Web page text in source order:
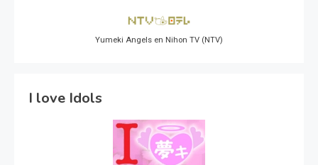
Yumeki Angels en Nihon TV (NTV)
I love Idols